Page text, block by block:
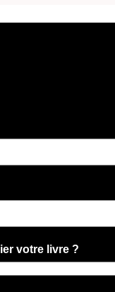
votre livre ?